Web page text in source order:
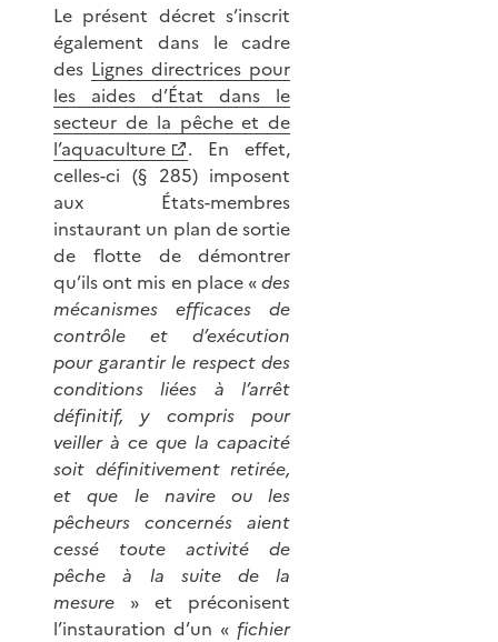
Le présent décret s’inscrit
également dans le cadre
des Lignes directrices pour
les aides d’État dans le
secteur de la pêche et de
l’aquaculture
. En effet,
celles-ci (§ 285) imposent
aux États-membres
instaurant un plan de sortie
de flotte de démontrer
qu’ils ont mis en place «des
mécanismes efficaces de
contrôle et d’exécution
pour garantir le respect des
conditions liées à l’arrêt
définitif, y compris pour
veiller à ce que la capacité
soit définitivement retirée,
et que le navire ou les
pêcheurs concernés aient
cessé toute activité de
pêche à la suite de la
mesure » et préconisent
l’instauration d’un « fichier